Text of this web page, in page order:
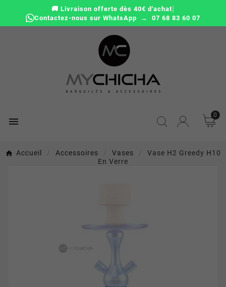
🚚 Livraison offerte dès 40€ d'achat|
Contactez-nous sur WhatsApp → 07 68 83 60 07

0
Accueil Accessoires Vases
Vase H2 Greedy H10
En Verre